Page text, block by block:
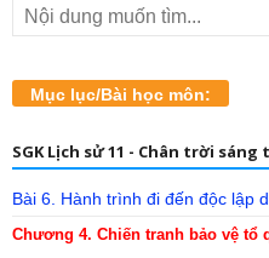
Mục lục/Bài học môn:
SGK Lịch sử 11 - Chân trời sáng
Bài 6. Hành trình đi đến độc lập
Chương 4. Chiến tranh bảo vệ tổ